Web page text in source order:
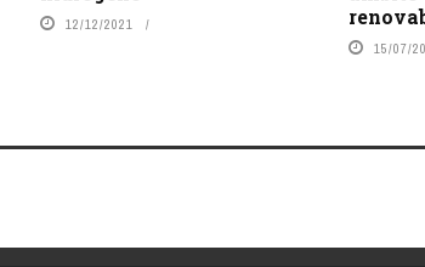
12/12/2021
15/07/